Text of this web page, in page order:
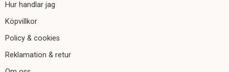
Hur handlar jag
Köpvillkor
Policy & cookies
Reklamation & retur